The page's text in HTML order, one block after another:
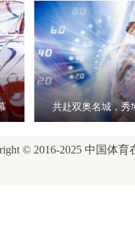
共赴双奥名城，秀
© 2016-2025 中国体